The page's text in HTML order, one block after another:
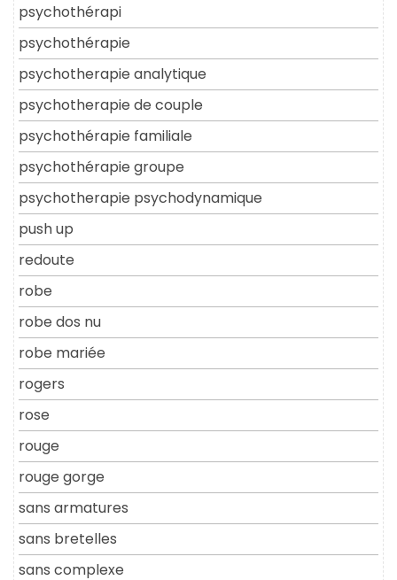
psychothérapi
psychothérapie
psychotherapie analytique
psychotherapie de couple
psychothérapie familiale
psychothérapie groupe
psychotherapie psychodynamique
push up
redoute
robe
robe dos nu
robe mariée
rogers
rose
rouge
rouge gorge
sans armatures
sans bretelles
sans complexe